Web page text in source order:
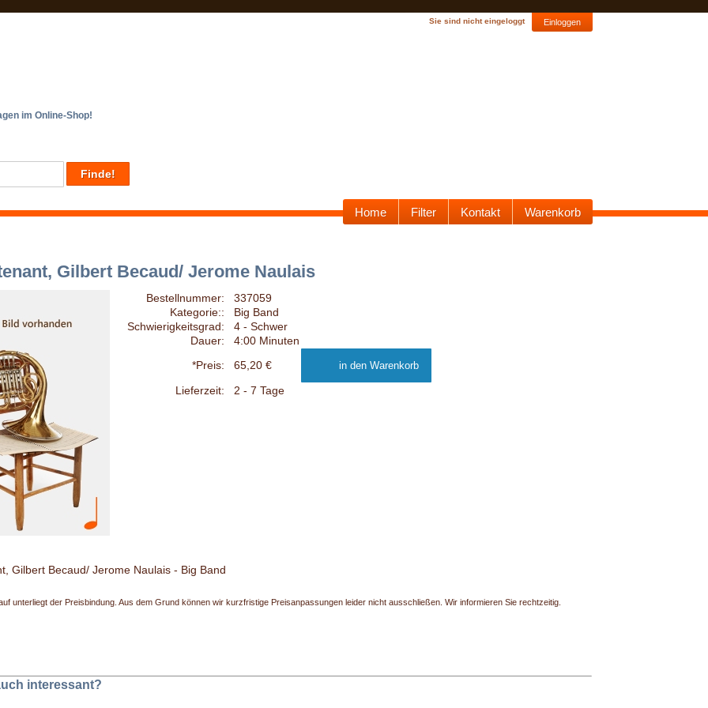
Sie sind nicht eingeloggt Einloggen
im Online-Shop!
Home Filter Kontakt Warenkorb
Gilbert Becaud/ Jerome Naulais
Bestellnummer:
337059
Kategorie::
Big Band
Schwierigkeitsgrad:
4 - Schwer
Dauer:
4:00 Minuten
*Preis:
65,20 €
Lieferzeit:
2 - 7 Tage
Gilbert Becaud/ Jerome Naulais - Big Band
unterliegt der Preisbindung. Aus dem Grund können wir kurzfristige Preisanpassungen leider nicht ausschließen. Wir informieren Sie rechtzeitig.
interessant?